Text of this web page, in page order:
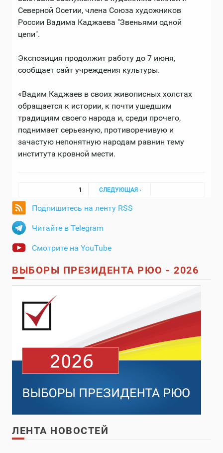
Северной Осетии, члена Союза художников
России Вадима Каджаева "Звеньями одной
цепи".
Экспозиция продолжит работу до 7 июня,
сообщает сайт учреждения культуры.
«Вадим Каджаев в своих живописных холстах
обращается к истории, к почти ушедшим
традициям своего народа и, среди прочего,
поднимает серьезную, противоречивую и
зачастую непонятную народам равнин тему
института кровной мести.
Страницы
1 СЛЕДУЮЩАЯ ›
Подпишитесь на ленту RSS
Читайте в Telegram
Смотрите на YouTube
ВЫБОРЫ ПРЕЗИДЕНТА РЮО - 2026
ЛЕНТА НОВОСТЕЙ